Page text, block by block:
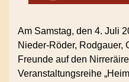
Am Samstag, den 4. Juli
Nieder-Röder, Rodgauer,
Freunde auf den
Veranstaltungsreihe